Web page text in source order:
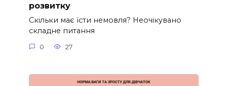
розвитку
Скільки має їсти немовля? Неочікувано
складне питання
0 27